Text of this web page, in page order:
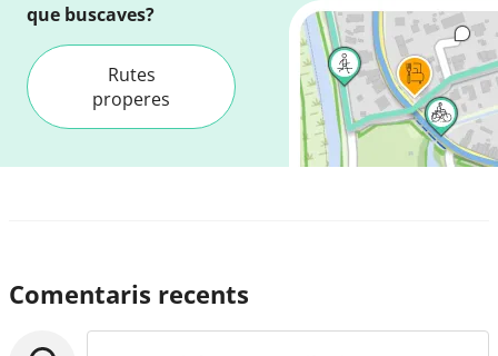
que buscaves?
Rutes
properes
Comentaris recents